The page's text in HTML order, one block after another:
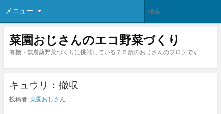
メニュー
菜園おじさんのエコ野菜づくり
有機・無農薬野菜づくりに挑戦している７５歳のおじさんのブログです
キュウリ：撤収
投稿者: 菜園おじさん